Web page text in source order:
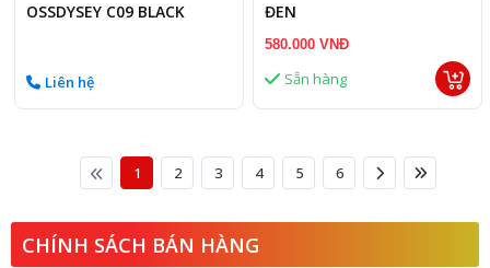
OSSDYSEY C09 BLACK
Liên hệ
ĐEN
580.000 VNĐ
Sẵn hàng
1 2 3 4 5 6
CHÍNH SÁCH BÁN HÀNG